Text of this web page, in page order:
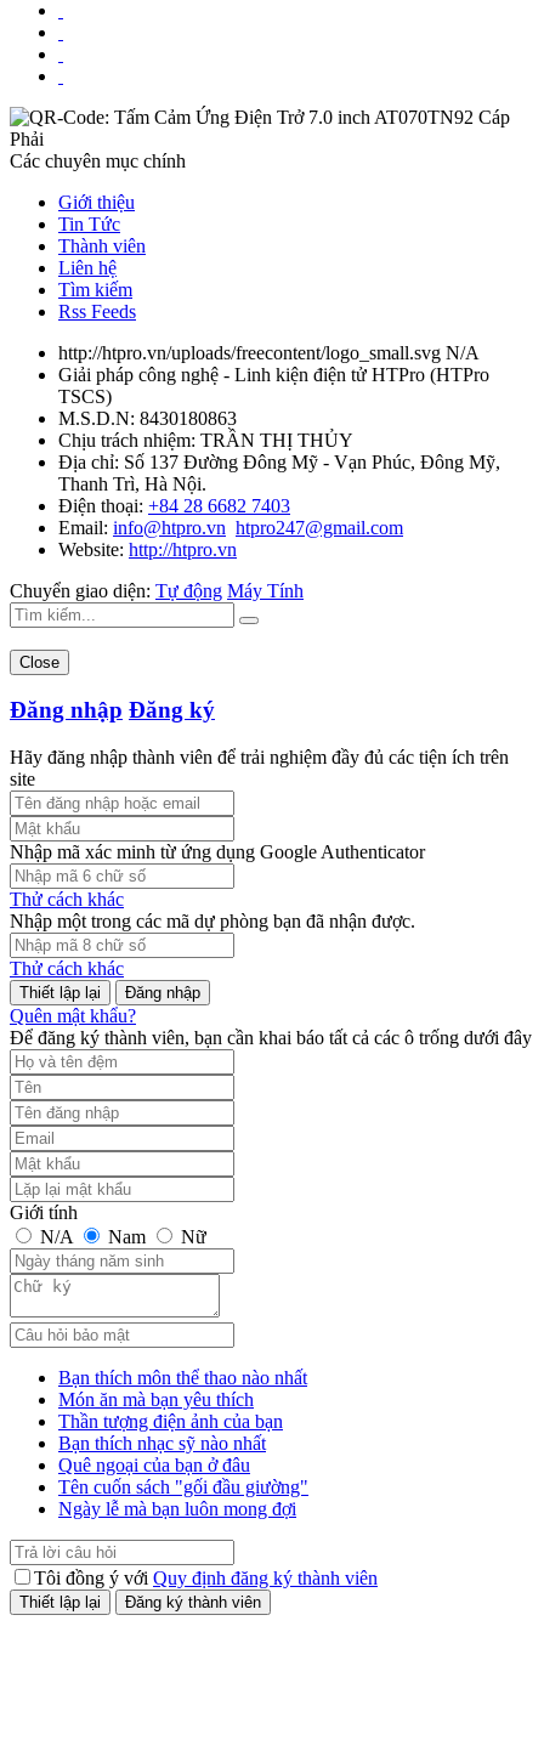
Các chuyên mục chính
Giới thiệu
Tin Tức
Thành viên
Liên hệ
Tìm kiếm
Rss Feeds
http://htpro.vn/uploads/freecontent/logo_small.svg N/A
Giải pháp công nghệ - Linh kiện điện tử HTPro (HTPro
TSCS)
M.S.D.N: 8430180863
Chịu trách nhiệm: TRẦN THỊ THỦY
Địa chỉ: Số 137 Đường Đông Mỹ - Vạn Phúc, Đông Mỹ,
Thanh Trì, Hà Nội.
Điện thoại: +84 28 6682 7403
Email: info@htpro.vn htpro247@gmail.com
Website: http://htpro.vn
Chuyển giao diện: Tự động Máy Tính
Close
Đăng nhập Đăng ký
Hãy đăng nhập thành viên để trải nghiệm đầy đủ các tiện ích trên
site
Nhập mã xác minh từ ứng dụng Google Authenticator
Thử cách khác
Nhập một trong các mã dự phòng bạn đã nhận được.
Thử cách khác
Đăng nhập
Quên mật khẩu?
Để đăng ký thành viên, bạn cần khai báo tất cả các ô trống dưới đây
Giới tính
N/A
Nam Nữ
Bạn thích môn thể thao nào nhất
Món ăn mà bạn yêu thích
Thần tượng điện ảnh của bạn
Bạn thích nhạc sỹ nào nhất
Quê ngoại của bạn ở đâu
Tên cuốn sách "gối đầu giường"
Ngày lễ mà bạn luôn mong đợi
Tôi đồng ý với Quy định đăng ký thành viên